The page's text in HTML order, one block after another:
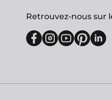
Retrouvez-nous sur